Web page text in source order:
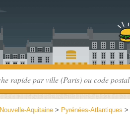
Nouvelle-Aquitaine > Pyrénées-Atlantiques >